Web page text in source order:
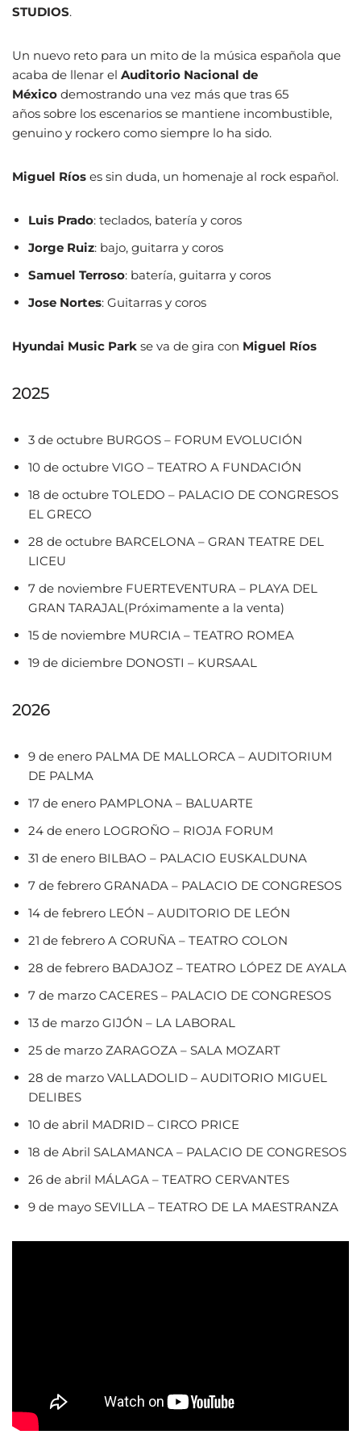
STUDIOS.
Un nuevo reto para un mito de la música española que
acaba de llenar el Auditorio Nacional de
México demostrando una vez más que tras 65
años sobre los escenarios se mantiene incombustible,
genuino y rockero como siempre lo ha sido.
Miguel Ríos es sin duda, un homenaje al rock español.
Luis Prado: teclados, batería y coros
Jorge Ruiz: bajo, guitarra y coros
Samuel Terroso: batería, guitarra y coros
Jose Nortes: Guitarras y coros
Hyundai Music Park se va de gira con Miguel Ríos
2025
3 de octubre BURGOS – FORUM EVOLUCIÓN
10 de octubre VIGO – TEATRO A FUNDACIÓN
18 de octubre TOLEDO – PALACIO DE CONGRESOS
EL GRECO
28 de octubre BARCELONA – GRAN TEATRE DEL
LICEU
7 de noviembre FUERTEVENTURA – PLAYA DEL
GRAN TARAJAL(Próximamente a la venta)
15 de noviembre MURCIA – TEATRO ROMEA
19 de diciembre DONOSTI – KURSAAL
2026
9 de enero PALMA DE MALLORCA – AUDITORIUM
DE PALMA
17 de enero PAMPLONA – BALUARTE
24 de enero LOGROÑO – RIOJA FORUM
31 de enero BILBAO – PALACIO EUSKALDUNA
7 de febrero GRANADA – PALACIO DE CONGRESOS
14 de febrero LEÓN – AUDITORIO DE LEÓN
21 de febrero A CORUÑA – TEATRO COLON
28 de febrero BADAJOZ – TEATRO LÓPEZ DE AYALA
7 de marzo CACERES – PALACIO DE CONGRESOS
13 de marzo GIJÓN – LA LABORAL
25 de marzo ZARAGOZA – SALA MOZART
28 de marzo VALLADOLID – AUDITORIO MIGUEL
DELIBES
10 de abril MADRID – CIRCO PRICE
18 de Abril SALAMANCA – PALACIO DE CONGRESOS
26 de abril MÁLAGA – TEATRO CERVANTES
9 de mayo SEVILLA – TEATRO DE LA MAESTRANZA